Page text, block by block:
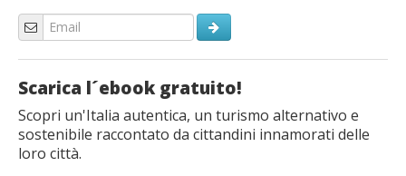
Scarica l´ebook gratuito!
Scopri un'Italia autentica, un turismo alternativo e
sostenibile raccontato da cittandini innamorati delle
loro città.